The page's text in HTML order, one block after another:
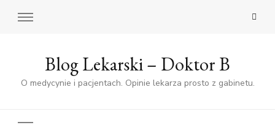
Blog Lekarski – Doktor B
O medycynie i pacjentach. Opinie lekarza prosto z gabinetu.